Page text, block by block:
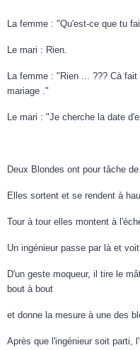
La femme : "Qu'est-ce que tu
Le mari : Rien.
La femme : "Rien ... ??? Cà
mariage ."
Le mari : "Je cherche la date
Deux Blondes ont pour tâche
Elles sortent et se rendent à
Tour à tour elles montent à
Un ingénieur passe par là et
D'un geste moqueur, il tire le
bout à bout
et donne la mesure à une des
Après que l'ingénieur soit parti,